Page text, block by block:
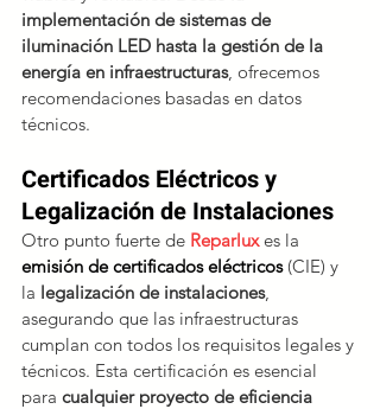
implementación de sistemas de
iluminación LED hasta la gestión de la
energía en infraestructuras, ofrecemos
recomendaciones basadas en datos
técnicos.
Certificados Eléctricos y
Legalización de Instalaciones
Otro punto fuerte de Reparlux es la
emisión de certificados eléctricos (CIE) y
la legalización de instalaciones,
asegurando que las infraestructuras
cumplan con todos los requisitos legales y
técnicos. Esta certificación es esencial
para cualquier proyecto de eficiencia